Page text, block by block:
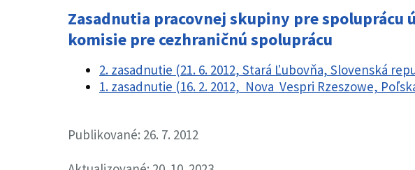
Zasadnutia pracovnej skupiny pre
komisie pre cezhraničnú spoluprácu
2. zasadnutie (21. 6. 2012, Stará Ľubovňa, Slovenská
1. zasadnutie (16. 2. 2012, Nova Vespri Rzeszowe,
Publikované: 26. 7. 2012